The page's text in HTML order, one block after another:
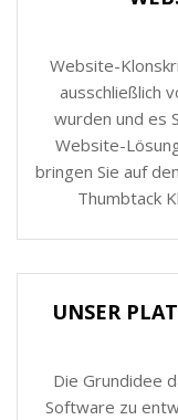
Website-
ausschließlich
wurden und es
Website-
bringen Sie auf
Thumbtack
UNSER
Die Grundidee
Software zu